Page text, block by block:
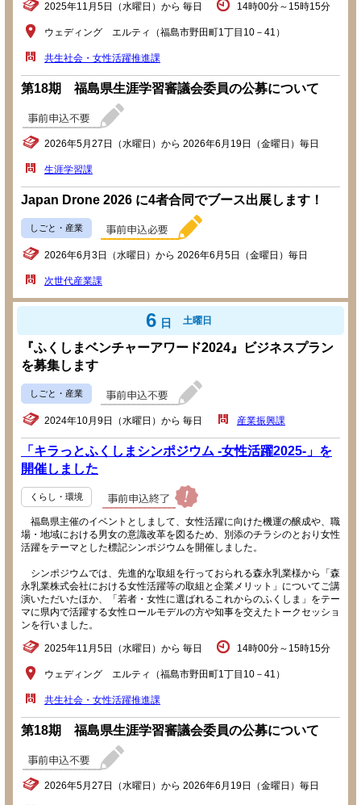
2025年11月5日（水曜日）から 毎日 14時00分～15時15分
ウェディング エルティ（福島市野田町1丁目10－41）
共生社会・女性活躍推進課
第18期 福島県生涯学習審議会委員の公募について
2026年5月27日（水曜日）から 2026年6月19日（金曜日）毎日
生涯学習課
Japan Drone 2026 に4者合同でブース出展します！
しごと・産業
2026年6月3日（水曜日）から 2026年6月5日（金曜日）毎日
次世代産業課
6 日 土曜日
『ふくしまベンチャーアワード2024』ビジネスプラン
を募集します
しごと・産業
2024年10月9日（水曜日）から 毎日 産業振興課
「キラっとふくしまシンポジウム -女性活躍2025-」を
開催しました
くらし・環境
福島県主催のイベントとしまして、女性活躍に向けた機運の醸成や、職
場・地域における男女の意識改革を図るため、別添のチラシのとおり女性
活躍をテーマとした標記シンポジウムを開催しました。
シンポジウムでは、先進的な取組を行っておられる森永乳業様から「森
永乳業株式会社における女性活躍等の取組と企業メリット」についてご講
演いただいたほか、「若者・女性に選ばれるこれからのふくしま」をテー
マに県内で活躍する女性ロールモデルの方や知事を交えたトークセッショ
ンを行いました。
2025年11月5日（水曜日）から 毎日 14時00分～15時15分
ウェディング エルティ（福島市野田町1丁目10－41）
共生社会・女性活躍推進課
第18期 福島県生涯学習審議会委員の公募について
2026年5月27日（水曜日）から 2026年6月19日（金曜日）毎日